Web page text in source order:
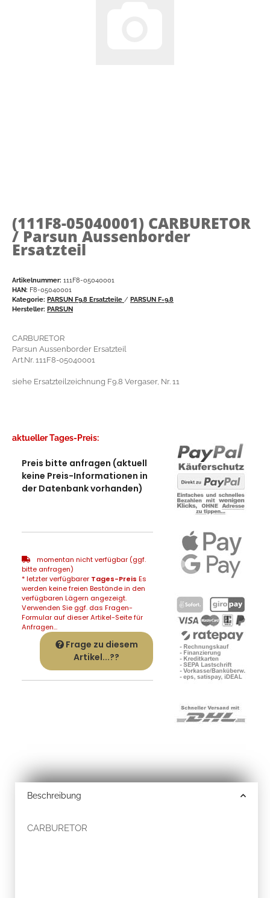
(111F8-05040001) CARBURETOR
/ Parsun Aussenborder
Ersatzteil
Artikelnummer: 111F8-05040001
HAN: F8-05040001
Kategorie: PARSUN F9.8 Ersatzteile / PARSUN F-9.8
Hersteller: PARSUN
CARBURETOR
Parsun Aussenborder Ersatzteil
Art.Nr. 111F8-05040001
siehe Ersatzteilzeichnung F9.8 Vergaser, Nr. 11
aktueller Tages-Preis:
Preis bitte anfragen (aktuell
keine Preis-Informationen in
der Datenbank vorhanden)
momentan nicht verfügbar (ggf.
bitte anfragen)
* letzter verfügbarer Tages-Preis Es
werden keine freien Bestände in den
verfügbaren Lägern angezeigt.
Verwenden Sie ggf. das Fragen-
Formular auf dieser Artikel-Seite für
Anfragen...
Frage zu diesem
Artikel...??
Beschreibung
CARBURETOR